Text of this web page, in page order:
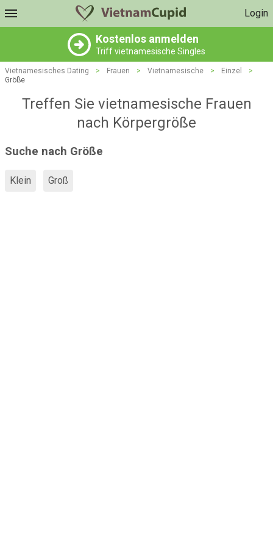
Login
Kostenlos anmelden
Triff vietnamesische Singles
Vietnamesisches Dating > Frauen > Vietnamesische > Einzel
>
Größe
Treffen Sie vietnamesische Frauen
nach Körpergröße
Suche nach Größe
Klein Groß